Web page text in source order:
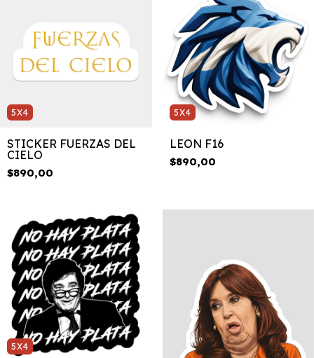
5X4
STICKER FUERZAS DEL
CIELO
$890,00
5X4
LEON F16
$890,00
5X4